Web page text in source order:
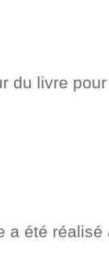
du livre
a été réalisé